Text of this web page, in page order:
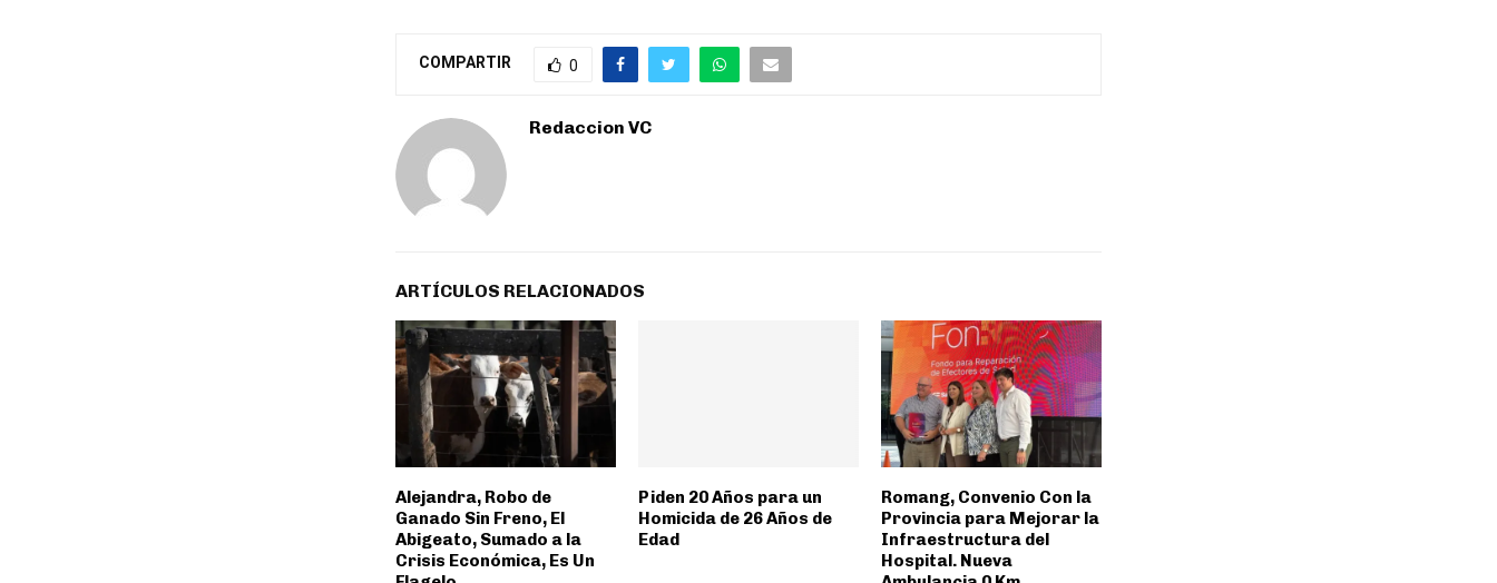
COMPARTIR 0
Redaccion VC
ARTÍCULOS RELACIONADOS
Alejandra, Robo de
Ganado Sin Freno, El
Abigeato, Sumado a la
Crisis Económica, Es Un
Piden 20 Años para un
Homicida de 26 Años de
Edad
Romang, Convenio Con la
Provincia para Mejorar la
Infraestructura del
Hospital. Nueva